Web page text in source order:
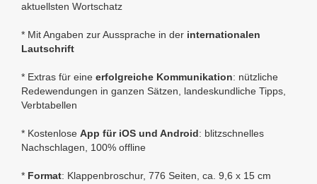
aktuellsten Wortschatz
* Mit Angaben zur Aussprache in der internationalen
Lautschrift
* Extras für eine erfolgreiche Kommunikation: nützliche
Redewendungen in ganzen Sätzen, landeskundliche Tipps,
Verbtabellen
* Kostenlose App für iOS und Android: blitzschnelles
Nachschlagen, 100% offline
* Format: Klappenbroschur, 776 Seiten, ca. 9,6 x 15 cm